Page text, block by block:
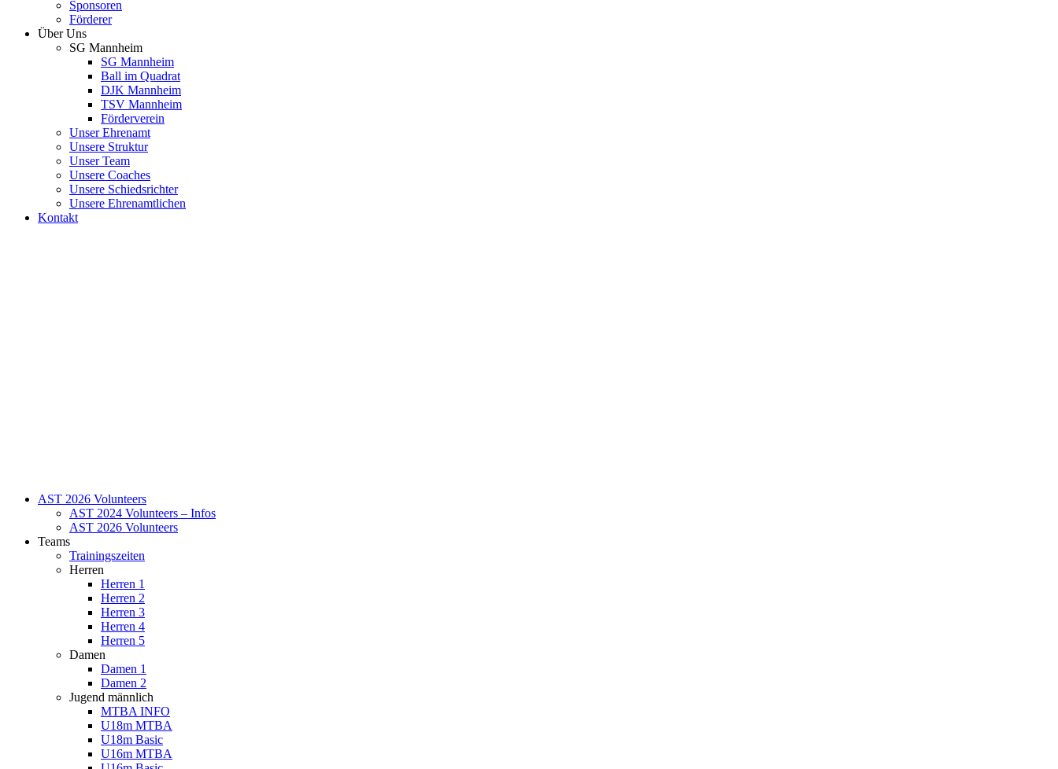
Sponsoren
Förderer
Über Uns
SG Mannheim
SG Mannheim
Ball im Quadrat
DJK Mannheim
TSV Mannheim
Förderverein
Unser Ehrenamt
Unsere Struktur
Unser Team
Unsere Coaches
Unsere Schiedsrichter
Unsere Ehrenamtlichen
Kontakt
AST 2026 Volunteers
AST 2024 Volunteers – Infos
AST 2026 Volunteers
Teams
Trainingszeiten
Herren
Herren 1
Herren 2
Herren 3
Herren 4
Herren 5
Damen
Damen 1
Damen 2
Jugend männlich
MTBA INFO
U18m MTBA
U18m Basic
U16m MTBA